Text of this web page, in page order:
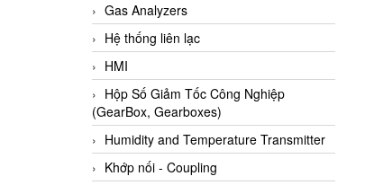
Gas Analyzers
Hệ thống liên lạc
HMI
Hộp Số Giảm Tốc Công Nghiệp
(GearBox, Gearboxes)
Humidity and Temperature Transmitter
Khớp nối - Coupling